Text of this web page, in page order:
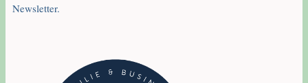
Newsletter.